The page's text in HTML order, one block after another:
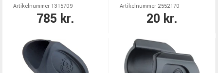
Artikelnummer 1315709
785 kr.
Artikelnummer 2552170
20 kr.